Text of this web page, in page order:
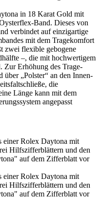
in 18 Karat Gold mit
Band. Dieses von
verbindet auf einzigartige
mit dem Tragekomfort
zwei flexible gebogene
–, die mit hoch­wertigem
Zur Erhöhung des Trage­
über „Polster“ an den Innen­
die
Länge kann mit dem
angepasst